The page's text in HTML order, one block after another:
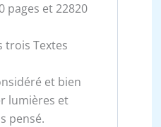
pages et 22820
trois Textes
et bien
lumières et
pensé.